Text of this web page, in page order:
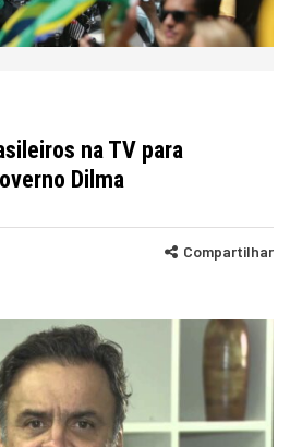
na TV para
Dilma
Compartilhar